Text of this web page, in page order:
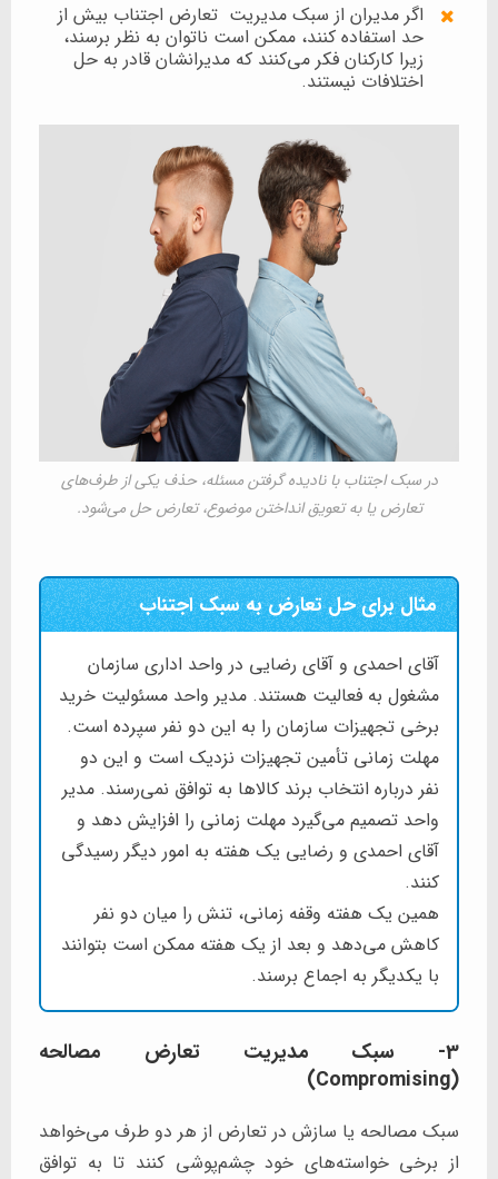
اگر مدیران از سبک مدیریت تعارض اجتناب بیش از
حد استفاده کنند، ممکن است ناتوان به نظر برسند،
زیرا کارکنان فکر می‌کنند که مدیرانشان قادر به حل
اختلافات نیستند.
در سبک اجتناب با نادیده گرفتن مسئله، حذف یکی از طرف‌های
تعارض یا به تعویق انداختن موضوع، تعارض حل می‌شود.
مثال برای حل تعارض به سبک اجتناب
آقای احمدی و آقای رضایی در واحد اداری سازمان
مشغول به فعالیت هستند. مدیر واحد مسئولیت خرید
برخی تجهیزات سازمان را به این دو نفر سپرده است.
مهلت زمانی تأمین تجهیزات نزدیک است و این دو
نفر درباره انتخاب برند کالاها به توافق نمی‌رسند. مدیر
واحد تصمیم می‌گیرد مهلت زمانی را افزایش دهد و
آقای احمدی و رضایی یک هفته به امور دیگر رسیدگی
کنند.
همین یک هفته وقفه زمانی، تنش را میان دو نفر
کاهش می‌دهد و بعد از یک هفته ممکن است بتوانند
با یکدیگر به اجماع برسند.
3- سبک مدیریت تعارض مصالحه
(Compromising)
سبک مصالحه یا سازش در تعارض از هر دو طرف می‌خواهد
از برخی خواسته‌های خود چشم‌پوشی کنند تا به توافق